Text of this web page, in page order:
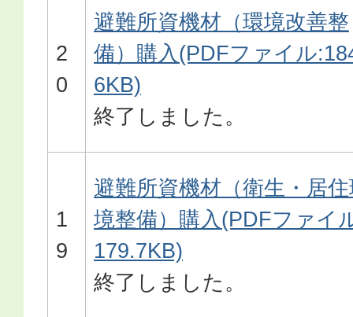
2
0
避難所資機材（環境改善整
備）購入(PDFファイル
6KB)
終了しました。
1
9
避難所資機材（衛生・居
境整備）購入(PDFファイ
179.7KB)
終了しました。